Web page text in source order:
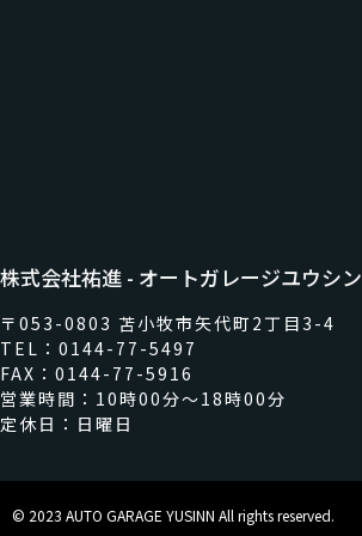
株式会社祐進 - オートガレージユウシン
〒053-0803 苫小牧市矢代町2丁目3-4
TEL：0144-77-5497
FAX：0144-77-5916
営業時間：10時00分～18時00分
定休日：日曜日
© 2023 AUTO GARAGE YUSINN All rights reserved.